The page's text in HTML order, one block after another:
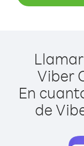
Viber
En
de